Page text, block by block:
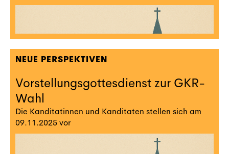
NEUE PERSPEKTIVEN
Vorstellungsgottesdienst zur GKR-
Wahl
Die Kanditatinnen und Kanditaten stellen sich am
09.11.2025 vor